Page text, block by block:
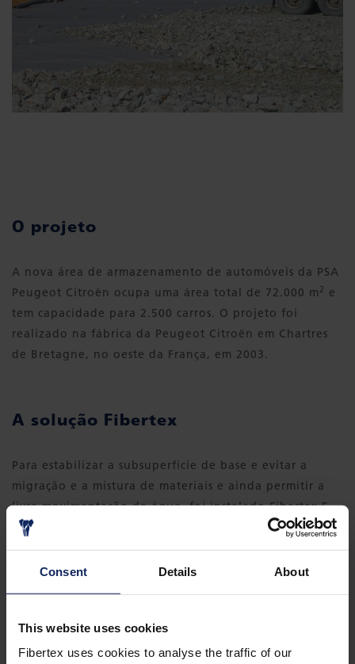
Consent Details About
This website uses cookies
Fibertex uses cookies to analyse the traffic of our
O projeto
A nova área de armazenamento de automóveis da PSA
Peugeot Citroën ocupa uma área total de 72.000 m 2 e
tem capacidade para 2.500 carros. O projeto foi
realizado na fábrica da Peugeot Citroën em Chartres
de Bretagne, no oeste da França, em 2003.
A solução Fibertex
Para estabilizar a subsuperfície de base e evitar a
migração e a mistura de materiais e ainda permitir a
livre movimentação de água, foi instalado Fibertex F-
320 entre as camadas de construção como um
separador. Qualidade altamente uniforme, pronta
entrega e um ótimo atendimento foram fatores chave